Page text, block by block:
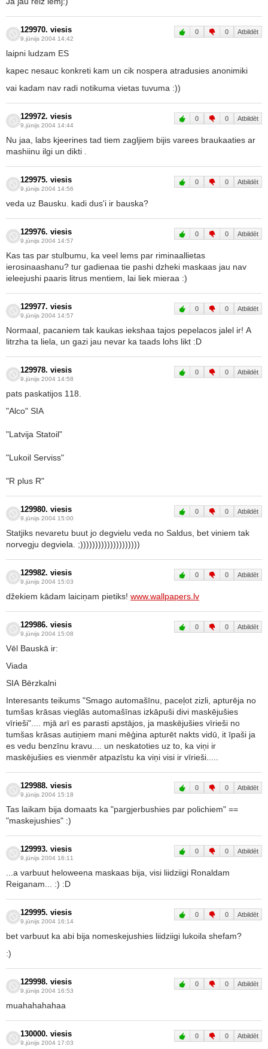
129970. viesis
9.jūnijs 2004 14:42
0 0 Atbildēt
laipni ludzam ES
kapec nesauc konkreti kam un cik nospera atradusies anonimiki
vai kadam nav radi notikuma vietas tuvuma :))
129972. viesis
9.jūnijs 2004 14:44
0 0 Atbildēt
Nu jaa, labs kjeerines tad tiem zagljiem bijis varees braukaaties ar
mashiinu ilgi un dikti .
129975. viesis
9.jūnijs 2004 14:56
0 0 Atbildēt
veda uz Bausku. kadi dus'i ir bauska?
129976. viesis
9.jūnijs 2004 14:57
0 0 Atbildēt
Kas tas par stulbumu, ka veel lems par riminaallietas
ierosinaashanu? tur gadienaa tie pashi dzheki maskaas jau nav
ieleejushi paaris litrus mentiem, lai liek mieraa :)
129977. viesis
9.jūnijs 2004 14:57
0 0 Atbildēt
Normaal, pacaniem tak kaukas iekshaa tajos pepelacos jalel ir! A
litrzha ta liela, un gazi jau nevar ka taads lohs likt :D
129978. viesis
9.jūnijs 2004 14:58
0 0 Atbildēt
pats paskatijos 118.
"Alco" SIA
"Latvija Statoil"
"Lukoil Serviss"
"R plus R"
129980. viesis
9.jūnijs 2004 15:00
0 0 Atbildēt
Statjiks nevaretu buut jo degvielu veda no Saldus, bet viniem tak
norvegju degviela. ;))))))))))))))))))))
129982. viesis
9.jūnijs 2004 15:03
0 0 Atbildēt
džekiem kādam laiciņam pietiks! www.wallpapers.lv
129986. viesis
9.jūnijs 2004 15:08
0 0 Atbildēt
Vēl Bauskā ir:
Viada
SIA Bērzkalni
Interesants teikums "Smago automašīnu, paceļot zizli, apturēja no
tumšas krāsas vieglās automašīnas izkāpuši divi maskējušies
vīrieši".... mjā arī es parasti apstājos, ja maskējušies vīrieši no
tumšas krāsas autiņiem mani mēģina apturēt nakts vidū, it īpaši ja
es vedu benzīnu kravu.... un neskatoties uz to, ka viņi ir
maskējušies es vienmēr atpazīstu ka viņi visi ir vīrieši.....
129988. viesis
9.jūnijs 2004 15:18
0 0 Atbildēt
Tas laikam bija domaats ka "pargjerbushies par polichiem" ==
"maskejushies" :)
129993. viesis
9.jūnijs 2004 16:11
0 0 Atbildēt
...a varbuut heloweena maskaas bija, visi liidziigi Ronaldam
Reiganam... :) :D
129995. viesis
9.jūnijs 2004 16:14
0 0 Atbildēt
bet varbuut ka abi bija nomeskejushies liidziigi lukoila shefam?
:)
129998. viesis
9.jūnijs 2004 16:53
0 0 Atbildēt
muahahahahaa
130000. viesis
9.jūnijs 2004 17:03
0 0 Atbildēt